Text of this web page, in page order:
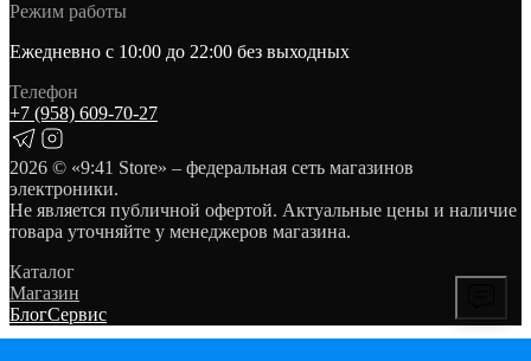
Режим работы
Ежедневно с 10:00 до 22:00 без выходных
Телефон
+7 (958) 609‑70‑27
2026 © «9:41 Store» – федеральная сеть магазинов
электроники.
Не является публичной офертой. Актуальные цены и наличие
товара уточняйте у менеджеров магазина.
Каталог
Магазин
БлогСервис